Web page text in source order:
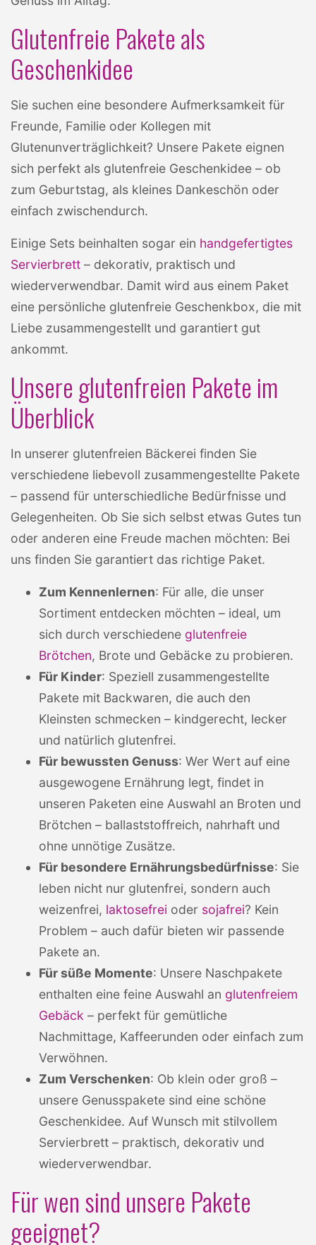
Glutenfreie Pakete als
Geschenkidee
Sie suchen eine besondere Aufmerksamkeit für
Freunde, Familie oder Kollegen mit
Glutenunverträglichkeit? Unsere Pakete eignen
sich perfekt als glutenfreie Geschenkidee – ob
zum Geburtstag, als kleines Dankeschön oder
einfach zwischendurch.
Einige Sets beinhalten sogar ein handgefertigtes
Servierbrett – dekorativ, praktisch und
wiederverwendbar. Damit wird aus einem Paket
eine persönliche glutenfreie Geschenkbox, die mit
Liebe zusammengestellt und garantiert gut
ankommt.
Unsere glutenfreien Pakete im
Überblick
In unserer glutenfreien Bäckerei finden Sie
verschiedene liebevoll zusammengestellte Pakete
– passend für unterschiedliche Bedürfnisse und
Gelegenheiten. Ob Sie sich selbst etwas Gutes tun
oder anderen eine Freude machen möchten: Bei
uns finden Sie garantiert das richtige Paket.
Zum Kennenlernen: Für alle, die unser
Sortiment entdecken möchten – ideal, um
sich durch verschiedene glutenfreie
Brötchen, Brote und Gebäcke zu probieren.
Für Kinder: Speziell zusammengestellte
Pakete mit Backwaren, die auch den
Kleinsten schmecken – kindgerecht, lecker
und natürlich glutenfrei.
Für bewussten Genuss: Wer Wert auf eine
ausgewogene Ernährung legt, findet in
unseren Paketen eine Auswahl an Broten und
Brötchen – ballaststoffreich, nahrhaft und
ohne unnötige Zusätze.
Für besondere Ernährungsbedürfnisse: Sie
leben nicht nur glutenfrei, sondern auch
weizenfrei, laktosefrei oder sojafrei? Kein
Problem – auch dafür bieten wir passende
Pakete an.
Für süße Momente: Unsere Naschpakete
enthalten eine feine Auswahl an glutenfreiem
Gebäck – perfekt für gemütliche
Nachmittage, Kaffeerunden oder einfach zum
Verwöhnen.
Zum Verschenken: Ob klein oder groß –
unsere Genusspakete sind eine schöne
Geschenkidee. Auf Wunsch mit stilvollem
Servierbrett – praktisch, dekorativ und
wiederverwendbar.
Für wen sind unsere Pakete
geeignet?